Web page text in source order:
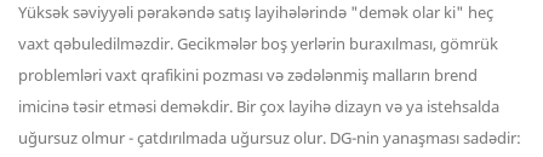
Yüksək səviyyəli pərakəndə satış layihələrində "demək olar ki" heç
vaxt qəbuledilməzdir. Gecikmələr boş yerlərin buraxılması, gömrük
problemləri vaxt qrafikini pozması və zədələnmiş malların brend
imicinə təsir etməsi deməkdir. Bir çox layihə dizayn və ya istehsalda
uğursuz olmur - çatdırılmada uğursuz olur. DG-nin yanaşması sadədir: